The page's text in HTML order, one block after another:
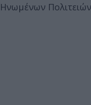
Ηνωμένων